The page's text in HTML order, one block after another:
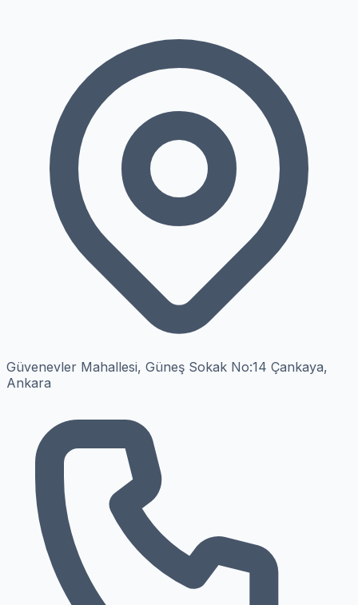
Güvenevler Mahallesi, Güneş Sokak No:14 Çankaya,
Ankara